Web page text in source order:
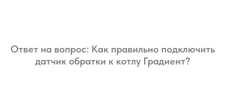
Ответ на вопрос: Как правильно подключить
датчик обратки к котлу Градиент?